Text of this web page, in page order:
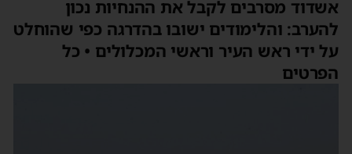
אשדוד מסרבים לקבל את ההנחיות נכון
להערב: והלימודים ישובו בהדרגה כפי שהוחלט
על ידי ראש העיר וראשי המכלולים • כל
הפרטים